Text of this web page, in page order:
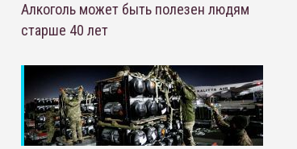
Алкоголь может быть полезен людям
старше 40 лет